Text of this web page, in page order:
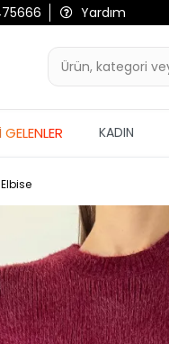
Yardım
GELENLER KADIN